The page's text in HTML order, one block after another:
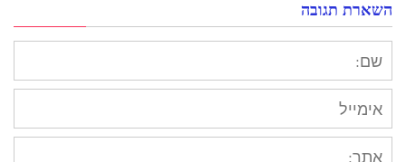
השארת תגובה